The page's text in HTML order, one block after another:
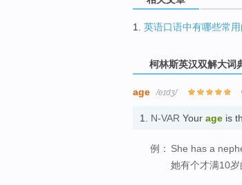
1. 英语口语中有哪些常
柯林斯英汉双解大词
age /eɪdʒ/
1. N-VAR Your age is
例： She has a
她有个才满10岁